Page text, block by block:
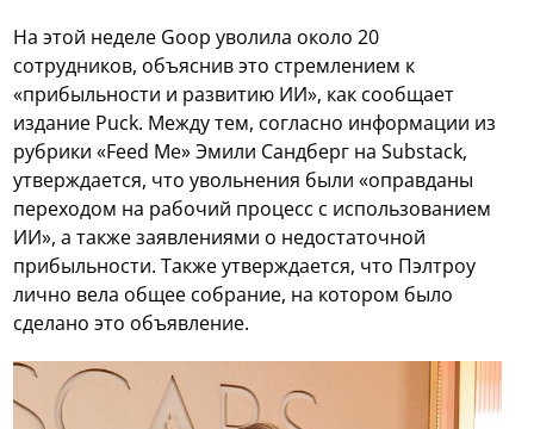
На этой неделе Goop уволила около 20
сотрудников, объяснив это стремлением к
«прибыльности и развитию ИИ», как сообщает
издание Puck. Между тем, согласно информации из
рубрики «Feed Me» Эмили Сандберг на Substack,
утверждается, что увольнения были «оправданы
переходом на рабочий процесс с использованием
ИИ», а также заявлениями о недостаточной
прибыльности. Также утверждается, что Пэлтроу
лично вела общее собрание, на котором было
сделано это объявление.